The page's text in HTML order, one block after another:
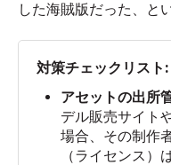
した海賊版だった、と
対策チェックリスト:
アセットの出所
デル販売サイト
場合、その制作
（ライセンス）